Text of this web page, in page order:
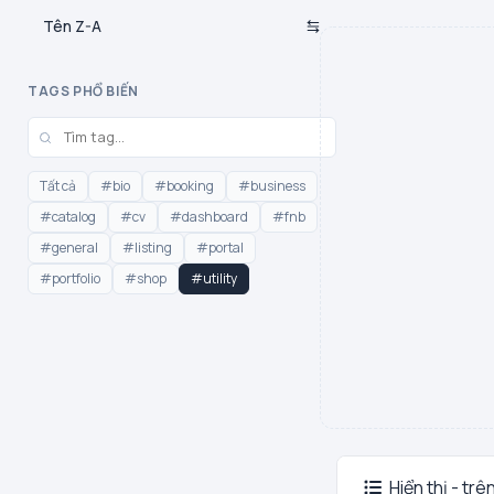
Tên Z-A
TAGS PHỔ BIẾN
Tất cả #bio #booking
#business
#catalog
#cv #dashboard
#fnb
#general
#listing
#portal
#portfolio
#shop #utility
Hiển thị -